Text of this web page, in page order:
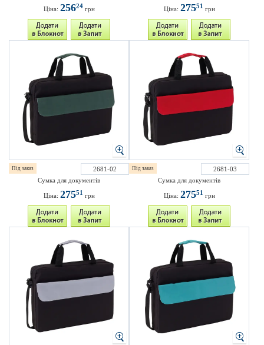
Ціна: 25624грн Ціна: 27551 грн
Під заказ
2681-02
Сумка для документів
Ціна: 27551 грн
Під заказ
2681-03
Сумка для документів
Ціна: 27551 грн